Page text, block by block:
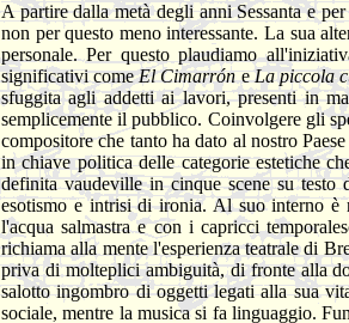
A partire dalla metà degli anni Sessanta e
non per questo meno interessante. La sua
personale. Per questo plaudiamo
significativi comeEl CimarróneLa piccola
sfuggita agli addetti ai lavori, presenti in
semplicemente il pubblico. Coinvolgere gli
compositore che tanto ha dato al nostro
in chiave politica delle categorie estetiche
definita vaudeville in cinque scene su
esotismo e intrisi di ironia. Al suo interno è
l'acqua salmastra e con i capricci
richiama alla mente l'esperienza teatrale di
priva di molteplici ambiguità, di fronte alla
salotto ingombro di oggetti legati alla sua
sociale, mentre la musica si fa linguaggio.